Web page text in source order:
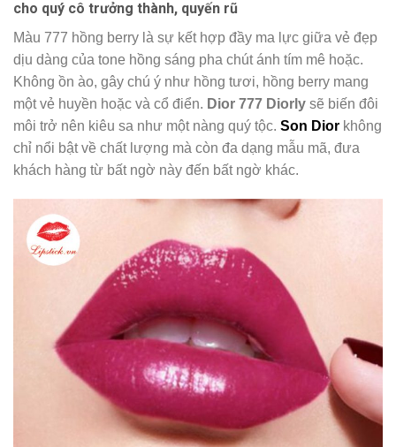
cho quý cô trưởng thành, quyến rũ
Màu 777 hồng berry là sự kết hợp đầy ma lực giữa vẻ đẹp
dịu dàng của tone hồng sáng pha chút ánh tím mê hoặc.
Không ồn ào, gây chú ý như hồng tươi, hồng berry mang
một vẻ huyền hoặc và cổ điển. Dior 777 Diorly sẽ biến đôi
môi trở nên kiêu sa như một nàng quý tộc. Son Dior không
chỉ nổi bật về chất lượng mà còn đa dạng mẫu mã, đưa
khách hàng từ bất ngờ này đến bất ngờ khác.